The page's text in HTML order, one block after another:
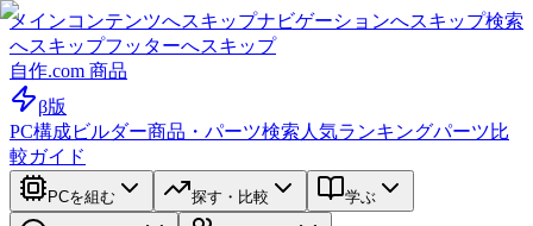
メインコンテンツへスキップナビゲーションへスキップ検索
へスキップフッターへスキップ
自作.com 商品
β版
PC構成ビルダー商品・パーツ検索 人気ランキングパーツ比
較ガイド
PCを組む 探す・比較 学ぶ